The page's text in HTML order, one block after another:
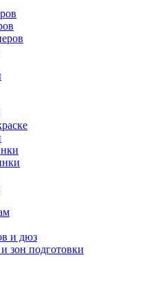
и дюз
зон подготовки